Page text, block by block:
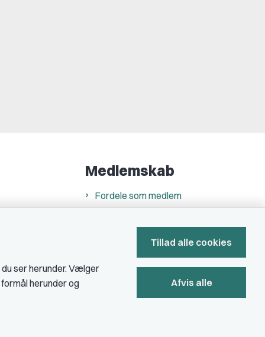
Medlemskab
Fordele som medlem
Bliv medlem
ser herunder. Vælger
herunder og
Tillad alle cookies
Afvis alle